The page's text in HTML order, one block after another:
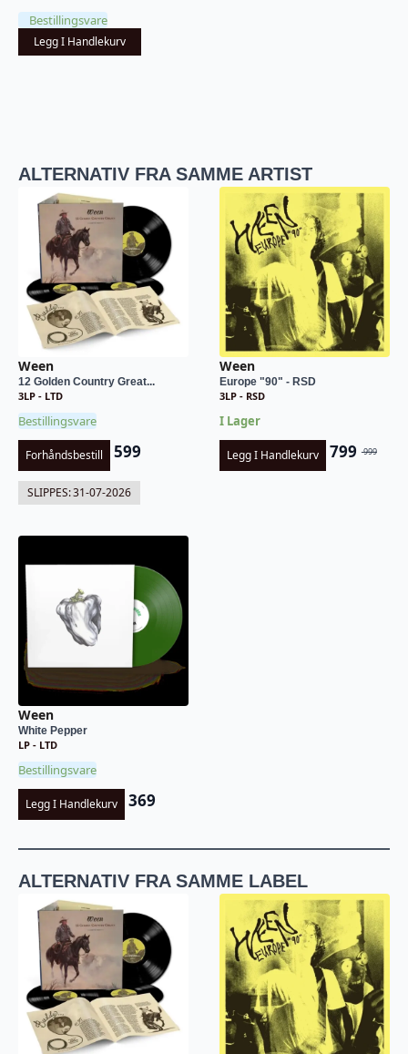
Bestillingsvare
Legg I Handlekurv
ALTERNATIV FRA SAMME ARTIST
Ween
12 Golden Country Great...
3LP - LTD
Bestillingsvare
Forhåndsbestill 599
SLIPPES:31-07-2026
Ween
Europe "90" - RSD
3LP - RSD
I Lager
Legg I Handlekurv 999
pris
799
pris
Ween
White Pepper
LP - LTD
Bestillingsvare
Legg I Handlekurv 369
ALTERNATIV FRA SAMME LABEL